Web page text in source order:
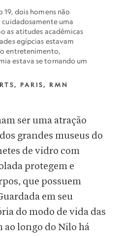
dois homens não
uma
as atitudes acadêmicas
egípcias estavam
entretenimento,
estava se tornando um
PARIS, RMN
ser uma atração
grandes museus do
de vidro com
protegem e
que possuem
em seu
do modo de vida das
ao longo do Nilo há